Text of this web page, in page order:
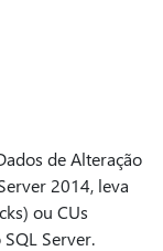
de Alteração
2014, leva
ou CUs
Server.